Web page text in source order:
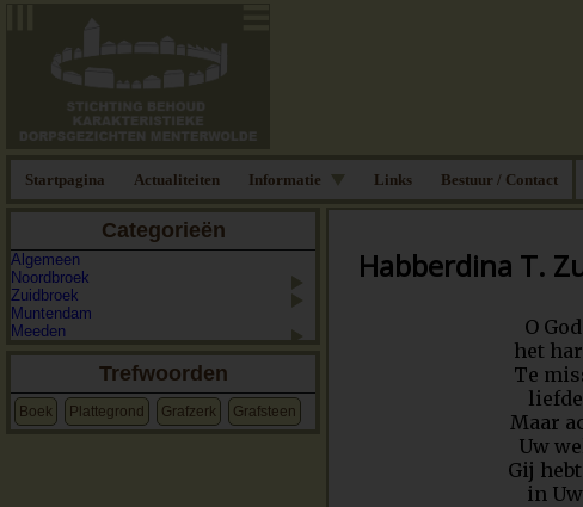
Startpagina Actualiteiten Informatie Links Bestuur / Contact
Categorieën
Algemeen
Noordbroek
Zuidbroek
Muntendam
Meeden
Trefwoorden
Boek Plattegrond Grafzerk Grafsteen
Habberdina T.
O
het
Te
Maar
Uw
Gij
in